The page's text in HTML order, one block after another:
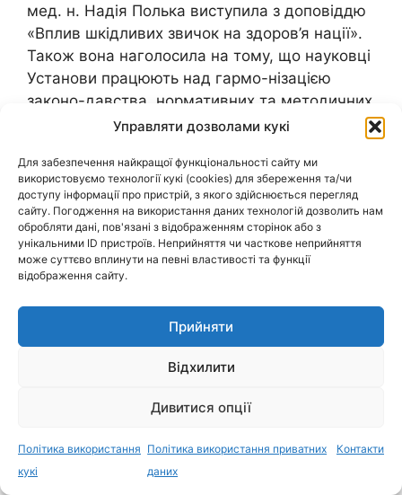
Управляти дозволами кукі
Для забезпечення найкращої функціональності сайту ми
використовуємо технології кукі (cookies) для збереження та/чи
доступу інформації про пристрій, з якого здійснюється перегляд
сайту. Погодження на використання даних технологій дозволить нам
обробляти дані, пов'язані з відображенням сторінок або з
унікальними ID пристроїв. Неприйняття чи часткове неприйняття
може суттєво вплинути на певні властивості та функції
відображення сайту.
Прийняти
Відхилити
Дивитися опції
Політика використання
кукі
Політика використання приватних
даних
Контакти
мед. н. Надія Полька виступила з доповіддю
«Вплив шкідливих звичок на здоров’я нації».
Також вона наголосила на тому, що науковці
Установи працюють над гармо-нізацією
законо-давства, нормативних та методичних
документів з директивами Європейського
наукових надбань для поліпшення в
результаті цього умов життя населення.
Відеотрансляція за посиланням
https://www.youtube.com/watch?
v=WW8HQ2Z1yR0
Детальніше:
22-24.06.2021. Участь фахівців Інституту у
Всеукраїнському Форумі «Здорова Україна»
17.09.2021 відбулася науково-практична
нагоди Всесвітнього дня безпеки пацієнтів
шляху до національного плану дій»,
організаторами якої були: МОЗ України,